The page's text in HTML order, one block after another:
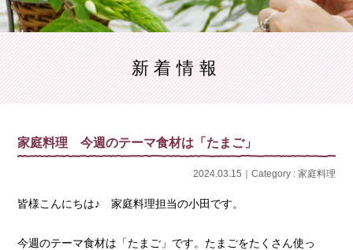
新着情報
家庭料理 今週のテーマ食材は「たまご」
2024.03.15｜Category : 家庭料理
皆様こんにちは♪ 家庭料理担当の小田です。
今週のテーマ食材は「たまご」です。たまごをたくさん使っ